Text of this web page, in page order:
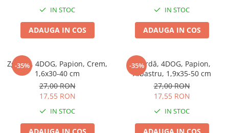
IN STOC
ADAUGA IN COS
IN STOC
ADAUGA IN COS
-35%
Zgardă, 4DOG, Papion, Crem,
1,6x30-40 cm
27,00 RON
17,55 RON
IN STOC
-35%
Zgardă, 4DOG, Papion,
Albastru, 1,9x35-50 cm
27,00 RON
17,55 RON
IN STOC